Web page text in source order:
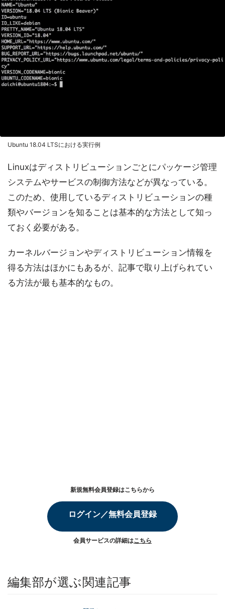
Ubuntu 18.04 LTSにおける実行例
Linuxはディストリビューションごとにパッケージ管理
システムやサービスの制御方法などが異なっている。
このため、使用しているディストリビューションの種
類やバージョンを知ることは基本的な方法として知っ
ておく必要がある。
カーネルバージョンやディストリビューション情報を
得る方法はほかにもあるが、記事で取り上げられてい
る方法が最も基本的なもの。
新規無料会員登録はこちらから
ログイン／無料会員登録
会員サービスの詳細はこちら
編集部が選ぶ関連記事